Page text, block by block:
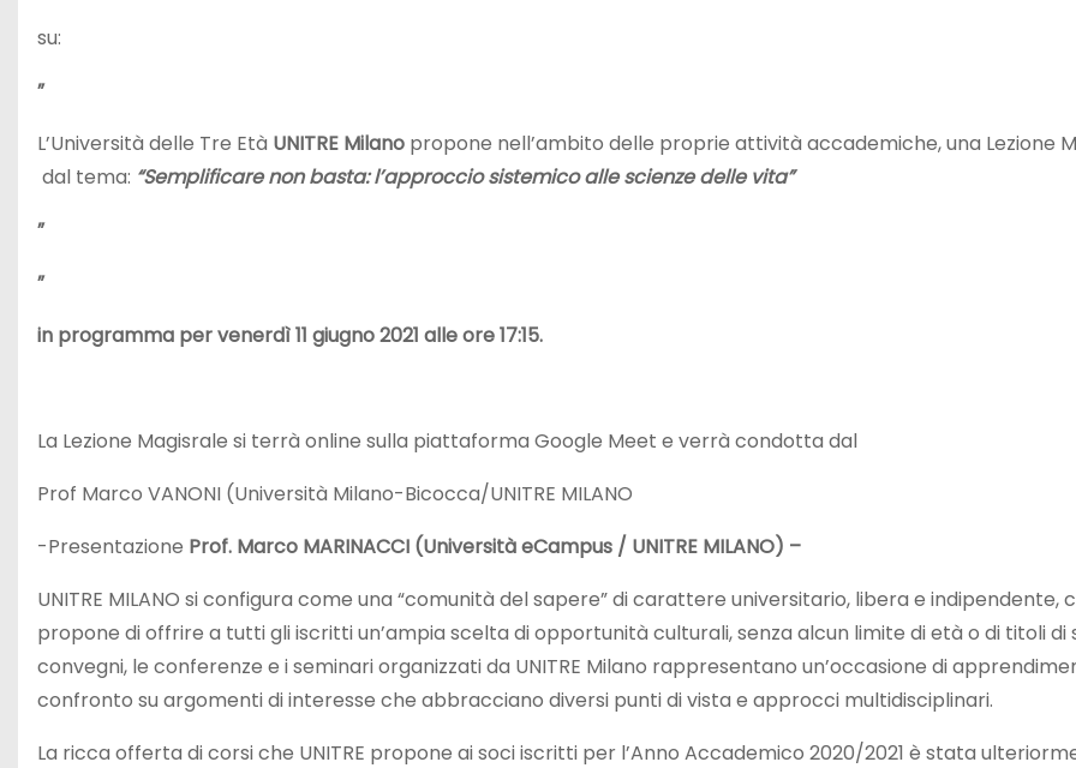
su:
”
L’Università delle Tre Età UNITRE Milano propone nell’ambito delle proprie attività accademiche, una Lezione
dal tema: “Semplificare non basta: l’approccio sistemico alle scienze delle vita”
”
”
in programma per venerdì 11 giugno 2021 alle ore 17:15.
La Lezione Magisrale si terrà online sulla piattaforma Google Meet e verrà condotta dal
Prof Marco VANONI (Università Milano-Bicocca/UNITRE MILANO
-Presentazione Prof. Marco MARINACCI (Università eCampus / UNITRE MILANO) –
UNITRE MILANO si configura come una “comunità del sapere” di carattere universitario, libera e indipendente,
propone di offrire a tutti gli iscritti un’ampia scelta di opportunità culturali, senza alcun limite di età o di titoli di
convegni, le conferenze e i seminari organizzati da UNITRE Milano rappresentano un’occasione di
confronto su argomenti di interesse che abbracciano diversi punti di vista e approcci multidisciplinari.
La ricca offerta di corsi che UNITRE propone ai soci iscritti per l’Anno Accademico 2020/2021 è stata